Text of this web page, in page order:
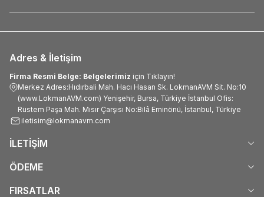
Adres & İletişim
Firma Resmi Belge: Belgelerimiz için Tıklayın!
Merkez Adres:Hıdırbali Mah. Hacı Hasan Sk. LokmanAVM Sit. No:10
(www.LokmanAVM.com) Yenişehir, Bursa, Türkiye İstanbul Ofis:
Rüstem Paşa Mah. Mısır Çarşısı No:Bilâ Eminönü, İstanbul, Türkiye
iletisim@lokmanavm.com
İLETİŞİM
ÖDEME
FIRSATLAR